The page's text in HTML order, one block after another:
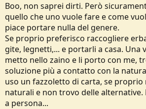
Boo, non saprei dirti. Però
quello che uno vuole fare e come
piace portare nulla del genere.
Se proprio preferisco raccogliere
gite, legnetti,... e portarli a casa. Una
metto nello zaino e li porto con me,
soluzione più a contatto con la natura
uso un fazzoletto di carta, se proprio
naturali e non trovo delle alternative.
a persona...